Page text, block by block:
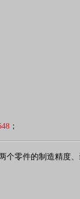
；
零件的制造精度